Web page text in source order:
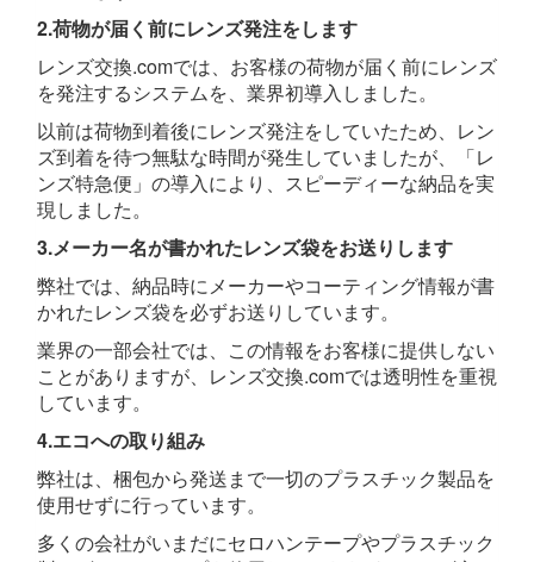
2.荷物が届く前にレンズ発注をします
レンズ交換.comでは、お客様の荷物が届く前にレンズ
を発注するシステムを、業界初導入しました。
以前は荷物到着後にレンズ発注をしていたため、レン
ズ到着を待つ無駄な時間が発生していましたが、「レ
ンズ特急便」の導入により、スピーディーな納品を実
現しました。
3.メーカー名が書かれたレンズ袋をお送りします
弊社では、納品時にメーカーやコーティング情報が書
かれたレンズ袋を必ずお送りしています。
業界の一部会社では、この情報をお客様に提供しない
ことがありますが、レンズ交換.comでは透明性を重視
しています。
4.エコへの取り組み
弊社は、梱包から発送まで一切のプラスチック製品を
使用せずに行っています。
多くの会社がいまだにセロハンテープやプラスチック